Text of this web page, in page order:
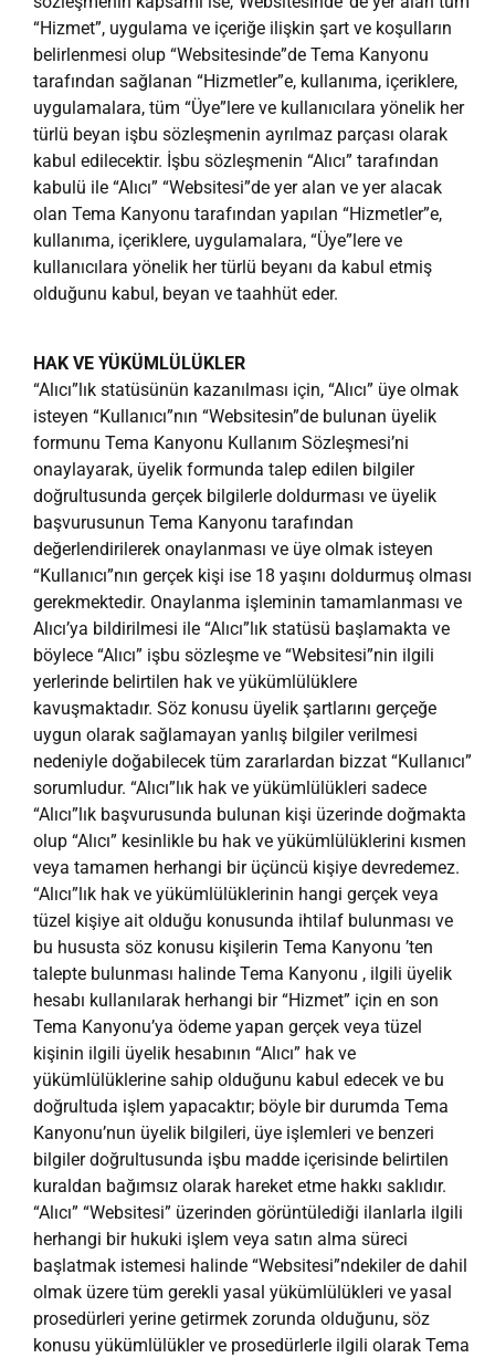
“Hizmet”, uygulama ve içeriğe ilişkin şart ve koşulların
belirlenmesi olup “Websitesinde”de Tema Kanyonu
tarafından sağlanan “Hizmetler”e, kullanıma, içeriklere,
uygulamalara, tüm “Üye”lere ve kullanıcılara yönelik her
türlü beyan işbu sözleşmenin ayrılmaz parçası olarak
kabul edilecektir. İşbu sözleşmenin “Alıcı” tarafından
kabulü ile “Alıcı” “Websitesi”de yer alan ve yer alacak
olan Tema Kanyonu tarafından yapılan “Hizmetler”e,
kullanıma, içeriklere, uygulamalara, “Üye”lere ve
kullanıcılara yönelik her türlü beyanı da kabul etmiş
olduğunu kabul, beyan ve taahhüt eder.
HAK VE YÜKÜMLÜLÜKLER
“Alıcı”lık statüsünün kazanılması için, “Alıcı” üye olmak
isteyen “Kullanıcı”nın “Websitesin”de bulunan üyelik
formunu Tema Kanyonu Kullanım Sözleşmesi’ni
onaylayarak, üyelik formunda talep edilen bilgiler
doğrultusunda gerçek bilgilerle doldurması ve üyelik
başvurusunun Tema Kanyonu tarafından
değerlendirilerek onaylanması ve üye olmak isteyen
“Kullanıcı”nın gerçek kişi ise 18 yaşını doldurmuş olması
gerekmektedir. Onaylanma işleminin tamamlanması ve
Alıcı’ya bildirilmesi ile “Alıcı”lık statüsü başlamakta ve
böylece “Alıcı” işbu sözleşme ve “Websitesi”nin ilgili
yerlerinde belirtilen hak ve yükümlülüklere
kavuşmaktadır. Söz konusu üyelik şartlarını gerçeğe
uygun olarak sağlamayan yanlış bilgiler verilmesi
nedeniyle doğabilecek tüm zararlardan bizzat “Kullanıcı”
sorumludur. “Alıcı”lık hak ve yükümlülükleri sadece
“Alıcı”lık başvurusunda bulunan kişi üzerinde doğmakta
olup “Alıcı” kesinlikle bu hak ve yükümlülüklerini kısmen
veya tamamen herhangi bir üçüncü kişiye devredemez.
“Alıcı”lık hak ve yükümlülüklerinin hangi gerçek veya
tüzel kişiye ait olduğu konusunda ihtilaf bulunması ve
bu hususta söz konusu kişilerin Tema Kanyonu ’ten
talepte bulunması halinde Tema Kanyonu , ilgili üyelik
hesabı kullanılarak herhangi bir “Hizmet” için en son
Tema Kanyonu’ya ödeme yapan gerçek veya tüzel
kişinin ilgili üyelik hesabının “Alıcı” hak ve
yükümlülüklerine sahip olduğunu kabul edecek ve bu
doğrultuda işlem yapacaktır; böyle bir durumda Tema
Kanyonu’nun üyelik bilgileri, üye işlemleri ve benzeri
bilgiler doğrultusunda işbu madde içerisinde belirtilen
kuraldan bağımsız olarak hareket etme hakkı saklıdır.
“Alıcı” “Websitesi” üzerinden görüntülediği ilanlarla ilgili
herhangi bir hukuki işlem veya satın alma süreci
başlatmak istemesi halinde “Websitesi”ndekiler de dahil
olmak üzere tüm gerekli yasal yükümlülükleri ve yasal
prosedürleri yerine getirmek zorunda olduğunu, söz
konusu yükümlülükler ve prosedürlerle ilgili olarak Tema